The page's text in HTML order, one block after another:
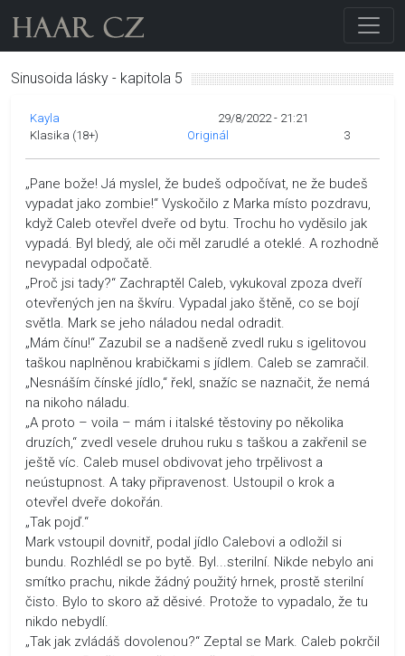
Sinusoida lásky - kapitola 5
Kayla
29/8/2022 - 21:21
Klasika (18+)
Originál 3
„Pane bože! Já myslel, že budeš odpočívat, ne že budeš
vypadat jako zombie!“ Vyskočilo z Marka místo pozdravu,
když Caleb otevřel dveře od bytu. Trochu ho vyděsilo jak
vypadá. Byl bledý, ale oči měl zarudlé a oteklé. A rozhodně
nevypadal odpočatě.
„Proč jsi tady?“ Zachraptěl Caleb, vykukoval zpoza dveří
otevřených jen na škvíru. Vypadal jako štěně, co se bojí
světla. Mark se jeho náladou nedal odradit.
„Mám čínu!“ Zazubil se a nadšeně zvedl ruku s igelitovou
taškou naplněnou krabičkami s jídlem. Caleb se zamračil.
„Nesnáším čínské jídlo,“ řekl, snažíc se naznačit, že nemá
na nikoho náladu.
„A proto – voila – mám i italské těstoviny po několika
druzích,“ zvedl vesele druhou ruku s taškou a zakřenil se
ještě víc. Caleb musel obdivovat jeho trpělivost a
neústupnost. A taky připravenost. Ustoupil o krok a
otevřel dveře dokořán.
„Tak pojď.“
Mark vstoupil dovnitř, podal jídlo Calebovi a odložil si
bundu. Rozhlédl se po bytě. Byl...sterilní. Nikde nebylo ani
smítko prachu, nikde žádný použitý hrnek, prostě sterilní
čisto. Bylo to skoro až děsivé. Protože to vypadalo, že tu
nikdo nebydlí.
„Tak jak zvládáš dovolenou?“ Zeptal se Mark. Caleb pokrčil